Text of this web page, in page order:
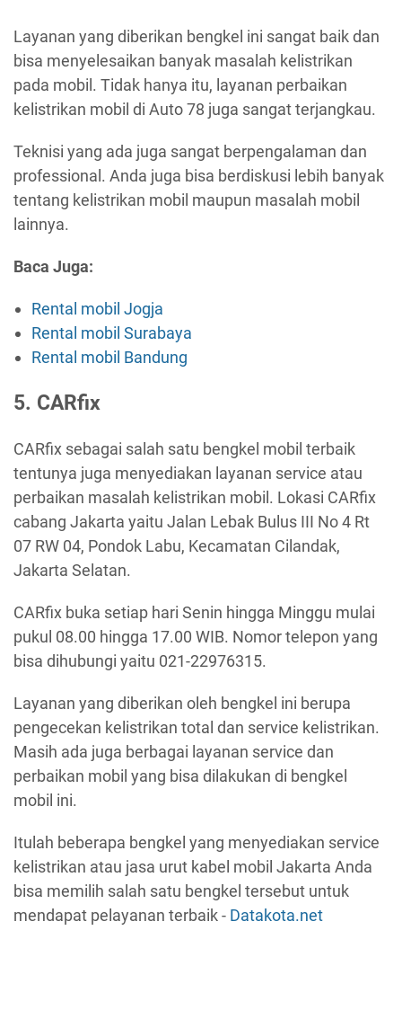
Layanan yang diberikan bengkel ini sangat baik dan
bisa menyelesaikan banyak masalah kelistrikan
pada mobil. Tidak hanya itu, layanan perbaikan
kelistrikan mobil di Auto 78 juga sangat terjangkau.
Teknisi yang ada juga sangat berpengalaman dan
professional. Anda juga bisa berdiskusi lebih banyak
tentang kelistrikan mobil maupun masalah mobil
lainnya.
Baca Juga:
Rental mobil Jogja
Rental mobil Surabaya
Rental mobil Bandung
5. CARfix
CARfix sebagai salah satu bengkel mobil terbaik
tentunya juga menyediakan layanan service atau
perbaikan masalah kelistrikan mobil. Lokasi CARfix
cabang Jakarta yaitu Jalan Lebak Bulus III No 4 Rt
07 RW 04, Pondok Labu, Kecamatan Cilandak,
Jakarta Selatan.
CARfix buka setiap hari Senin hingga Minggu mulai
pukul 08.00 hingga 17.00 WIB. Nomor telepon yang
bisa dihubungi yaitu 021-22976315.
Layanan yang diberikan oleh bengkel ini berupa
pengecekan kelistrikan total dan service kelistrikan.
Masih ada juga berbagai layanan service dan
perbaikan mobil yang bisa dilakukan di bengkel
mobil ini.
Itulah beberapa bengkel yang menyediakan service
kelistrikan atau jasa urut kabel mobil Jakarta Anda
bisa memilih salah satu bengkel tersebut untuk
mendapat pelayanan terbaik - Datakota.net